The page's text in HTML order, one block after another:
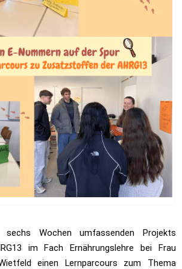
Wochen umfassenden Projekts
im Fach Ernährungslehre bei Frau
einen Lernparcours zum Thema